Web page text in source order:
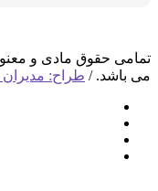
/ طراح: مدیران توسعه